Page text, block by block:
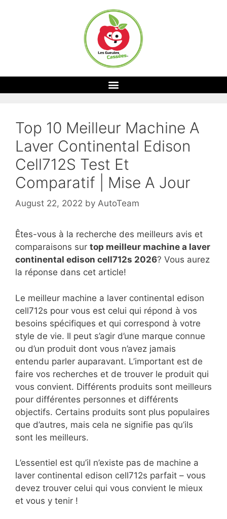
Top 10 Meilleur Machine A
Laver Continental Edison
Cell712S Test Et
Comparatif | Mise A Jour
August 22, 2022 by AutoTeam
Êtes-vous à la recherche des meilleurs avis et
comparaisons sur top meilleur machine a laver
continental edison cell712s 2026? Vous aurez
la réponse dans cet article!
Le meilleur machine a laver continental edison
cell712s pour vous est celui qui répond à vos
besoins spécifiques et qui correspond à votre
style de vie. Il peut s’agir d’une marque connue
ou d’un produit dont vous n’avez jamais
entendu parler auparavant. L’important est de
faire vos recherches et de trouver le produit qui
vous convient. Différents produits sont meilleurs
pour différentes personnes et différents
objectifs. Certains produits sont plus populaires
que d’autres, mais cela ne signifie pas qu’ils
sont les meilleurs.
L’essentiel est qu’il n’existe pas de machine a
laver continental edison cell712s parfait – vous
devez trouver celui qui vous convient le mieux
et vous y tenir !